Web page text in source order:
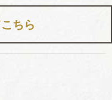
ちら